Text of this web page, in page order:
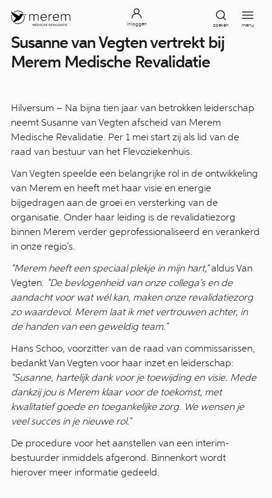
inloggen zoeken menu
Susanne van Vegten vertrekt bij
Merem Medische Revalidatie
Hilversum – Na bijna tien jaar van betrokken leiderschap
neemt Susanne van Vegten afscheid van Merem
Medische Revalidatie. Per 1 mei start zij als lid van de
raad van bestuur van het Flevoziekenhuis.
Van Vegten speelde een belangrijke rol in de ontwikkeling
van Merem en heeft met haar visie en energie
bijgedragen aan de groei en versterking van de
organisatie. Onder haar leiding is de revalidatiezorg
binnen Merem verder geprofessionaliseerd en verankerd
in onze regio’s.
"Merem heeft een speciaal plekje in mijn hart,"aldus Van
Vegten. "De bevlogenheid van onze collega’s en de
aandacht voor wat wél kan, maken onze revalidatiezorg
zo waardevol. Merem laat ik met vertrouwen achter, in
de handen van een geweldig team.”
Hans Schoo, voorzitter van de raad van commissarissen,
bedankt Van Vegten voor haar inzet en leiderschap:
"Susanne, hartelijk dank voor je toewijding en visie. Mede
dankzij jou is Merem klaar voor de toekomst, met
kwalitatief goede en toegankelijke zorg. We wensen je
veel succes in je nieuwe rol.”
De procedure voor het aanstellen van een interim-
bestuurder inmiddels afgerond. Binnenkort wordt
hierover meer informatie gedeeld.